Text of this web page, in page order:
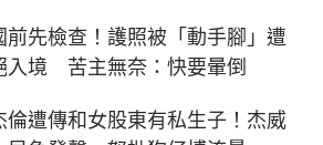
前先檢查！護照被「動手腳」遭
入境 苦主無奈：快要暈倒
倫遭傳和女股東有私生子！杰威